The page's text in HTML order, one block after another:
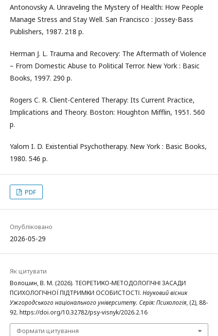
Antonovsky A. Unraveling the Mystery of Health: How People
Manage Stress and Stay Well. San Francisco : Jossey-Bass
Publishers, 1987. 218 p.
Herman J. L. Trauma and Recovery: The Aftermath of Violence
– From Domestic Abuse to Political Terror. New York : Basic
Books, 1997. 290 p.
Rogers C. R. Client-Centered Therapy: Its Current Practice,
Implications and Theory. Boston: Houghton Mifflin, 1951. 560
p.
Yalom I. D. Existential Psychotherapy. New York : Basic Books,
1980. 546 p.
PDF
Опубліковано
2026-05-29
Як цитувати
Волошин, В. М. (2026). ТЕОРЕТИКО-МЕТОДОЛОГІЧНІ ЗАСАДИ
ПСИХОЛОГІЧНОЇ ПІДТРИМКИ ОСОБИСТОСТІ. Науковий вісник
Ужгородського національного університету. Серія: Психологія, (2), 88-
92. https://doi.org/10.32782/psy-visnyk/2026.2.16
Формати цитування